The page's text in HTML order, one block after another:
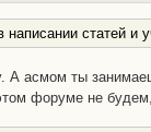
написании статей и
А асмом ты
форуме не